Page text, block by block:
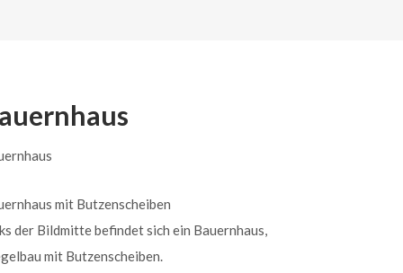
mit Butzenscheiben
der Bildmitte befindet sich ein Bauernhaus,
mit Butzenscheiben.